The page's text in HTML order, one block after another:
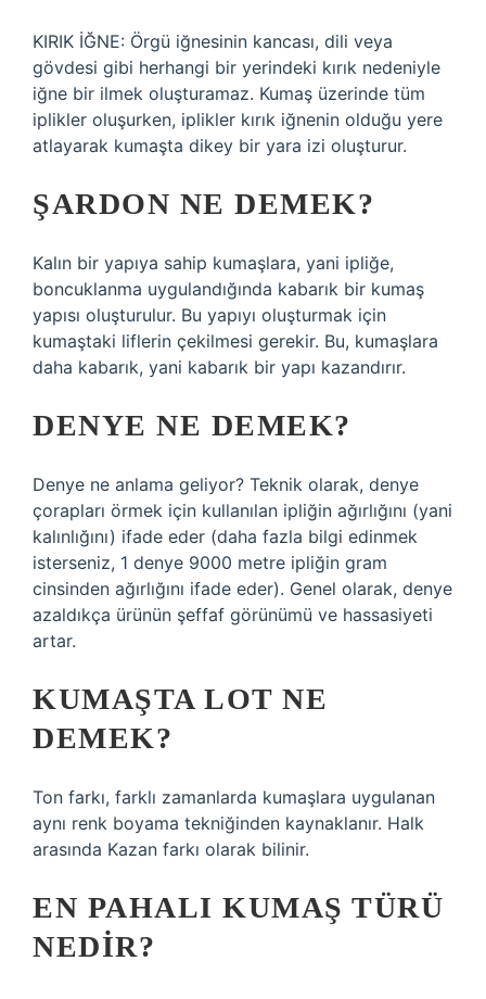
KIRIK İĞNE: Örgü iğnesinin kancası, dili veya
gövdesi gibi herhangi bir yerindeki kırık nedeniyle
iğne bir ilmek oluşturamaz. Kumaş üzerinde tüm
iplikler oluşurken, iplikler kırık iğnenin olduğu yere
atlayarak kumaşta dikey bir yara izi oluşturur.
ŞARDON NE DEMEK?
Kalın bir yapıya sahip kumaşlara, yani ipliğe,
boncuklanma uygulandığında kabarık bir kumaş
yapısı oluşturulur. Bu yapıyı oluşturmak için
kumaştaki liflerin çekilmesi gerekir. Bu, kumaşlara
daha kabarık, yani kabarık bir yapı kazandırır.
DENYE NE DEMEK?
Denye ne anlama geliyor? Teknik olarak, denye
çorapları örmek için kullanılan ipliğin ağırlığını (yani
kalınlığını) ifade eder (daha fazla bilgi edinmek
isterseniz, 1 denye 9000 metre ipliğin gram
cinsinden ağırlığını ifade eder). Genel olarak, denye
azaldıkça ürünün şeffaf görünümü ve hassasiyeti
artar.
KUMAŞTA LOT NE
DEMEK?
Ton farkı, farklı zamanlarda kumaşlara uygulanan
aynı renk boyama tekniğinden kaynaklanır. Halk
arasında Kazan farkı olarak bilinir.
EN PAHALI KUMAŞ TÜRÜ
NEDIR?